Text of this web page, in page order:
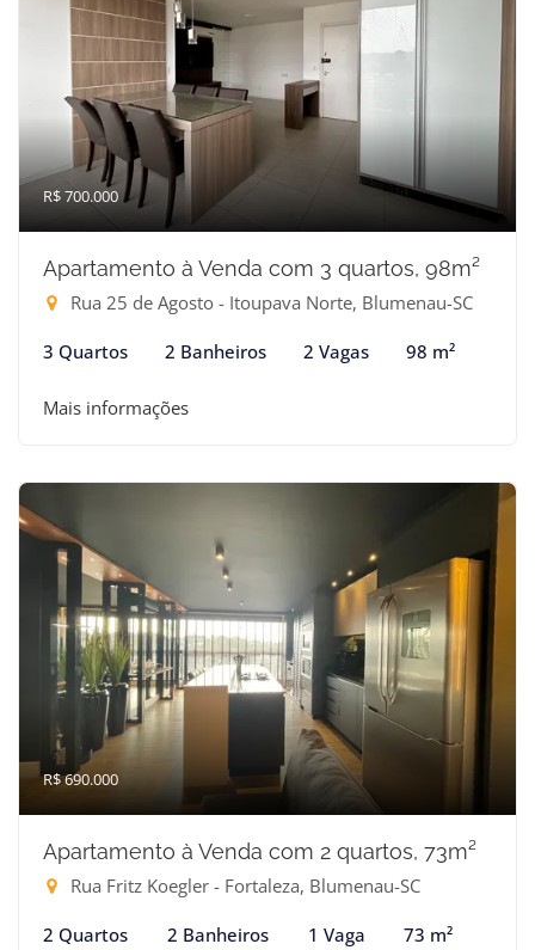
R$ 700.000
Apartamento à Venda com 3 quartos, 98m²
Rua 25 de Agosto - Itoupava Norte, Blumenau-SC
3 Quartos 2 Banheiros 2 Vagas 98 m²
Mais informações
R$ 690.000
Apartamento à Venda com 2 quartos, 73m²
Rua Fritz Koegler - Fortaleza, Blumenau-SC
2 Quartos 2 Banheiros 1 Vaga 73 m²